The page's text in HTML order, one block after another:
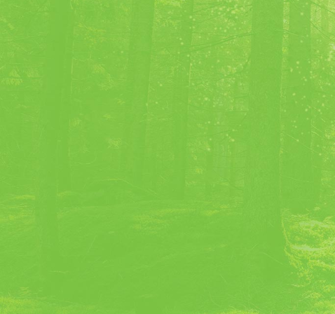
38500 VOIRON – France
est à l’usage exclusif
de Chartreuse Diffusion S.A. pour désigner et
promouvoir les produits des Pères Chartreux.
© Photos : tous droits réservés.